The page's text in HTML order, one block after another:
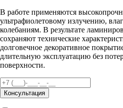
В работе применяются
ультрафиолетовому излучению,
колебаниям. В результате
сохраняют технические
долговечное декоративное
длительную эксплуатацию без
поверхности.
Консультация